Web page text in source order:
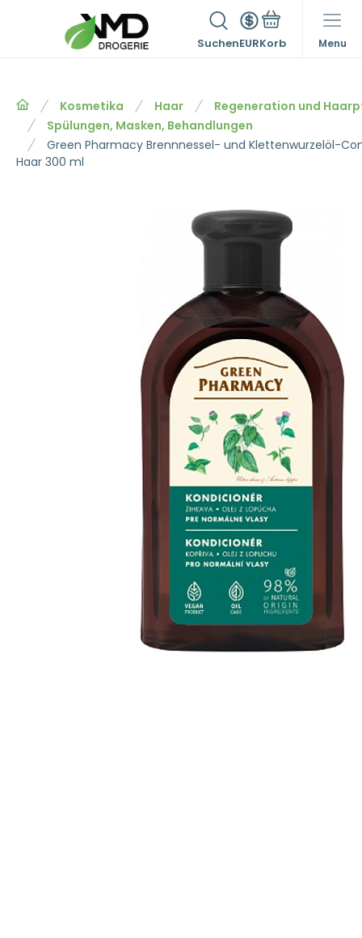
SuchenEUR Menu
Kosmetika Haar
Regeneration und
Spülungen, Masken, Behandlungen
Green Pharmacy Brennnessel- und Klettenwurzelöl-
Haar 300 ml